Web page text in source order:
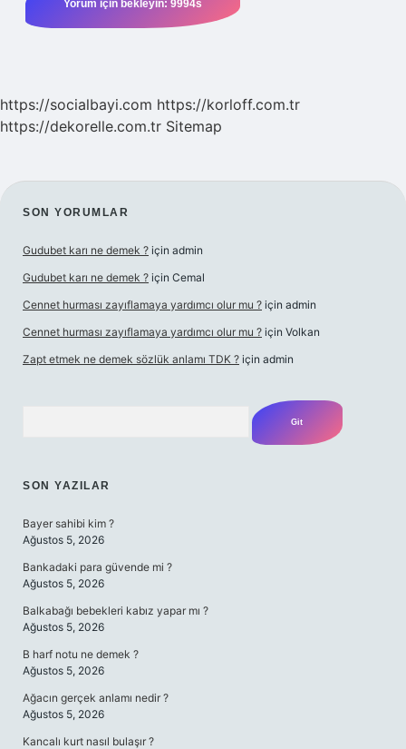
https://socialbayi.com https://korloff.com.tr
https://dekorelle.com.tr Sitemap
SIDEBAR
SON YORUMLAR
Gudubet karı ne demek ? için admin
Gudubet karı ne demek ? için Cemal
Cennet hurması zayıflamaya yardımcı olur mu ? için admin
Cennet hurması zayıflamaya yardımcı olur mu ? için Volkan
Zapt etmek ne demek sözlük anlamı TDK ? için admin
SON YAZILAR
Bayer sahibi kim ?
Ağustos 5, 2026
Bankadaki para güvende mi ?
Ağustos 5, 2026
Balkabağı bebekleri kabız yapar mı ?
Ağustos 5, 2026
B harf notu ne demek ?
Ağustos 5, 2026
Ağacın gerçek anlamı nedir ?
Ağustos 5, 2026
Kancalı kurt nasıl bulaşır ?